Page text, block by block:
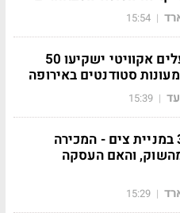
|
15:54
ריאליטי ופועלים אקוויטי ישקיעו 50
סטודנטים באירופה
|
15:39
פער של 30% במניית צים - המכירה
והאם העסקה
|
15:29